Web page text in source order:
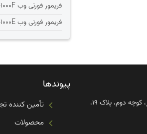
فریمور فورتی وب FWB-1000F ورژن 7.4.13
فریمور فورتی وب FWB-1000E ورژن 7.4.13
تهران، خیابان شهید بهشتی، خیابان سرافراز، کوچه دوم، پلاک ۱۹،
پیوندها
تأمین کننده
محصولات